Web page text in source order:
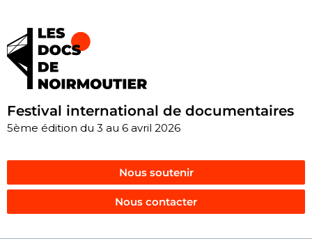
Festival international de documentaires
5ème édition du 3 au 6 avril 2026
Nous soutenir
Nous contacter